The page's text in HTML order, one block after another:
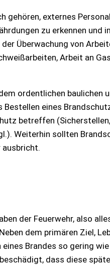
externes
zu erkennen
Überwachung von
Arbeit an
ordentlichen baulichen
eines
betreffen
Weiterhin sollten
ausbricht.
der Feuerwehr, also
dem primären Ziel,
Brandes so gering
dass diese